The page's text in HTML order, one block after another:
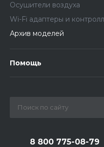
Осушители воздуха
Wi-Fi адаптеры и
Архив моделей
Помощь
8 800 775-08-79